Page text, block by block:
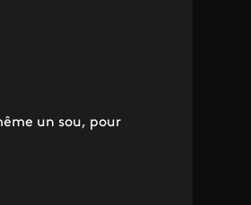
un sou, pour